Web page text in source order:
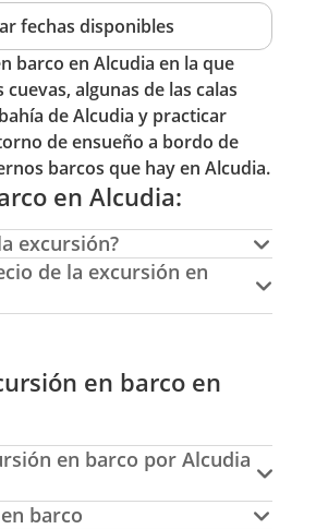
fechas disponibles
barco en Alcudia en la que
algunas de las calas
de Alcudia y practicar
de ensueño a bordo de
barcos que hay en Alcudia.
en Alcudia:
excursión?
de la excursión en
en barco en
en barco por Alcudia
barco